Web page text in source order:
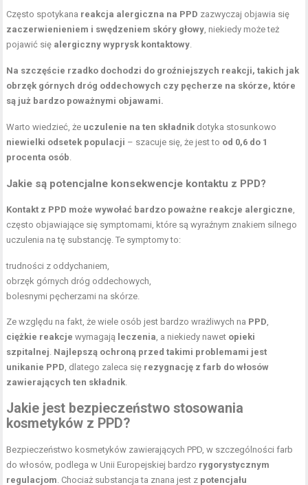
Często spotykana reakcja alergiczna na PPD zazwyczaj objawia się
zaczerwienieniem i swędzeniem skóry głowy , niekiedy może też
pojawić się alergiczny wyprysk kontaktowy
Na szczęście rzadko dochodzi do groźniejszych reakcji, takich jak
obrzęk górnych dróg oddechowych czy pęcherze na skórze, które
są już bardzo poważnymi objawami.
Warto wiedzieć, że uczulenie na ten składnik dotyka stosunkowo
niewielki odsetek populacji – szacuje się, że jest to od 0,6 do 1
procenta osób
Jakie są potencjalne konsekwencje kontaktu z PPD?
Kontakt z PPD może wywołać bardzo poważne reakcje alergiczne
często objawiające się symptomami, które są wyraźnym znakiem silnego
uczulenia na tę substancję. Te symptomy to:
trudności z oddychaniem,
obrzęk górnych dróg oddechowych,
bolesnymi pęcherzami na skórze.
Ze względu na fakt, że wiele osób jest bardzo wrażliwych na PPD
ciężkie reakcje wymagają leczenia , a niekiedy nawet opieki
szpitalnej Najlepszą ochroną przed takimi problemami jest
unikanie PPD , dlatego zaleca się rezygnację z farb do włosów
zawierających ten składnik
Jakie jest bezpieczeństwo stosowania
kosmetyków z PPD?
Bezpieczeństwo kosmetyków zawierających PPD, w szczególności farb
do włosów, podlega w Unii Europejskiej bardzo rygorystycznym
regulacjom . Chociaż substancja ta znana jest z potencjału